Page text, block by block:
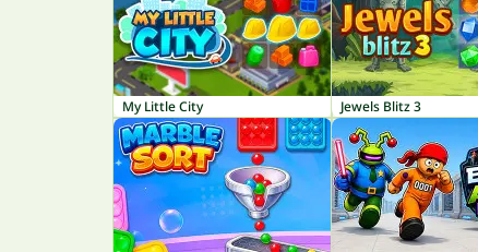
My Little City Jewels Blitz 3